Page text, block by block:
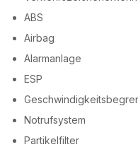
ABS
Airbag
Alarmanlage
ESP
Notrufsystem
Partikelfilter